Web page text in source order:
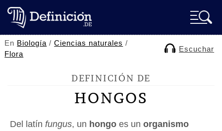
En Biología /Ciencias naturales /
Flora
Escuchar
DEFINICIÓN DE
HONGOS
Del latín fungus, un hongo es un organismo